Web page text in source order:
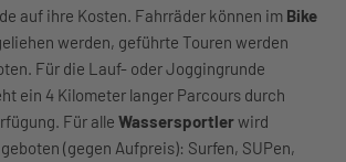
auf ihre Kosten. Fahrräder können im Bike
werden, geführte Touren werden
Für die Lauf- oder Joggingrunde
ein 4 Kilometer langer Parcours durch
Für alle Wassersportlerwird
(gegen Aufpreis): Surfen, SUPen,